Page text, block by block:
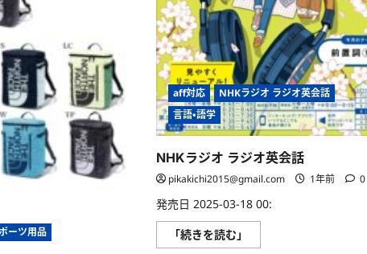
点、
そ
し
動
物
愛
護
の
重
要
性
な
ど、
様々
な
ら
動
物
つ
い
て
さ
ら
に
読
む
ーツ用品
aff対応
NHKラジオ ラジオ英会話
言語・語学
NHKラジオ ラジオ英会話
pikakichi2015@gmail.com 1年前 0
発売日 2025-03-18 00:
「続きを読む」
ラ